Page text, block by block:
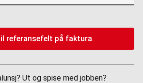
referansefelt på faktura
Ut og spise med jobben?